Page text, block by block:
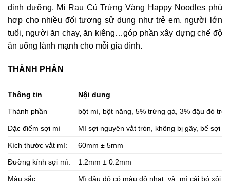
dinh dưỡng. Mì Rau Củ Trứng Vàng Happy Noodles phù
hợp cho nhiều đối tượng sử dụng như trẻ em, người lớn
tuổi, người ăn chay, ăn kiêng…góp phần xây dựng chế độ
ăn uống lành mạnh cho mỗi gia đình.
THÀNH PHẦN
Thông tin Nội dung
Thành phần bột mì, bột năng, 5% trứng gà, 3% đậu đỏ
Đặc điểm sợi mì Mì sợi nguyên vắt tròn, không bị gãy, bể sợi
Kích thước vắt mì: 60mm ± 5mm
Đường kính sợi mì: 1.2mm ± 0.2mm
Màu sắc Mì đậu đỏ có màu đỏ nhạt và mì cải bó xôi